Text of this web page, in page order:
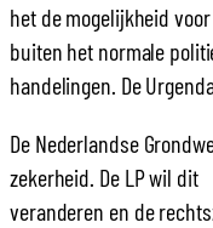
het de mogelijkheid
buiten het normale
handelingen. De
De Nederlandse
zekerheid. De LP wil dit
veranderen en de